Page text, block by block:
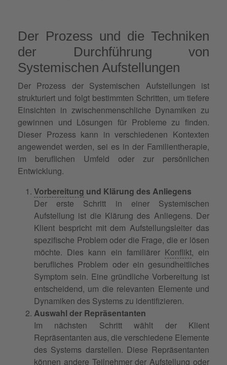
Der Prozess und die Techniken
der Durchführung von
Systemischen Aufstellungen
Der Prozess der Systemischen Aufstellungen ist
strukturiert und folgt bestimmten Schritten, um tiefere
Einsichten in zwischenmenschliche Dynamiken zu
gewinnen und Lösungen für Probleme zu finden.
Dieser Prozess kann in verschiedenen Kontexten
angewendet werden, sei es in der Familientherapie,
im beruflichen Umfeld oder zur persönlichen
Entwicklung.
Vorbereitung und Klärung des Anliegens
Der erste Schritt in einer Systemischen
Aufstellung ist die Klärung des Anliegens. Der
Klient bespricht mit dem Aufstellungsleiter das
spezifische Problem oder die Frage, die er lösen
möchte. Dies kann ein familiärer Konflikt, ein
berufliches Problem oder ein gesundheitliches
Symptom sein. Eine gründliche Vorbereitung ist
entscheidend, um die relevanten Elemente und
Dynamiken des Systems zu identifizieren.
Auswahl der Repräsentanten
Im nächsten Schritt wählt der Klient
Repräsentanten aus, die verschiedene Elemente
des Systems darstellen. Diese Repräsentanten
können andere Teilnehmer der Aufstellung oder